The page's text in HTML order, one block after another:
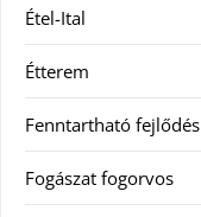
Étel-Ital
Étterem
Fenntartható fejlődés
Fogászat fogorvos